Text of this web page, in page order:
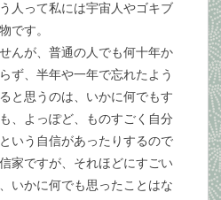
人って私には宇宙人やゴキブ
です。
んが、普通の人でも何十年か
ず、半年や一年で忘れたよう
と思うのは、いかに何でもす
、よっぽど、ものすごく自分
いう自信があったりするので
家ですが、それほどにすごい
いかに何でも思ったことはな